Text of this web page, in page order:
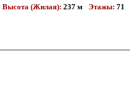
Высота (Жилая): 237 м Этажы: 71